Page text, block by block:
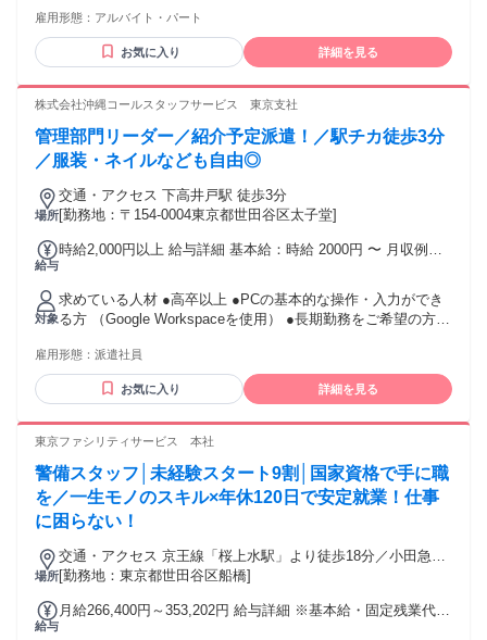
高い上位2つまで時給に加算（ただし同じ種類の資格は高い金
事務所、会計事務所などの士業事務所ご出身の方は大歓迎 ※
面接内で実務レベルの確認をさせていただきます。
雇用形態： アルバイト・パート
お気に入り 詳細を見る
株式会社沖縄コールスタッフサービス 東京支社
管理部門リーダー／紹介予定派遣！／駅チカ徒歩3分
／服装・ネイルなども自由◎
場所
交通・アクセス 下高井戸駅 徒歩3分
[勤務地：〒154-0004東京都世田谷区太子堂]
給与
時給2,000円以上 給与詳細 基本給：時給 2000円 〜 月収例：
途支給
対象
求めている人材 ●高卒以上 ●PCの基本的な操作・入力ができ
る方 （Google Workspaceを使用） ●長期勤務をご希望の方
る方 ・学歴不問／資格不問 ・経験者歓迎／お仕事ブランク
OK -・:+:-・:+:-・:+:-・ 【ご応募・お問い合わせはコチラ】
WEBから： 「応募ボタン」をClick！ 電話から： 03-5323-
（約10分） 24hいつでも・予約不要！スマホで完結 ● 担当者
-・:+:-・:+:-・:+:-・
雇用形態： 派遣社員
お気に入り 詳細を見る
東京ファシリティサービス 本社
警備スタッフ│未経験スタート9割│国家資格で手に職
を／一生モノのスキル×年休120日で安定就業！仕事
に困らない！
場所
交通・アクセス 京王線「桜上水駅」より徒歩18分／小田急線
「千歳船橋駅」「経堂駅」より徒歩19分
[勤務地：東京都世田谷区船橋]
給与
月給266,400円～353,202円 給与詳細 ※基本給・固定残業代の